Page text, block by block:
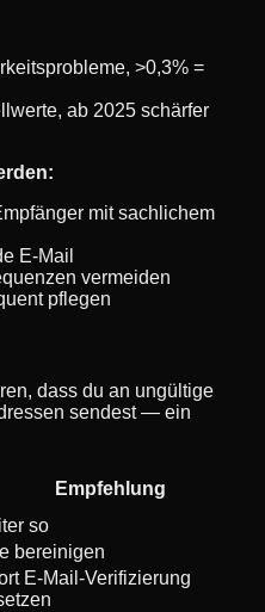
>0,3% =
ab 2025 schärfer
mit sachlichem
E-Mail
vermeiden
pflegen
dass du an ungültige
sendest — ein
Empfehlung
so
bereinigen
E-Mail-Verifizierung